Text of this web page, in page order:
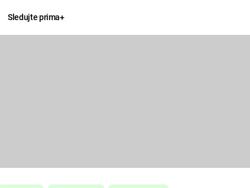
Sledujte prima+
KOMEDIE